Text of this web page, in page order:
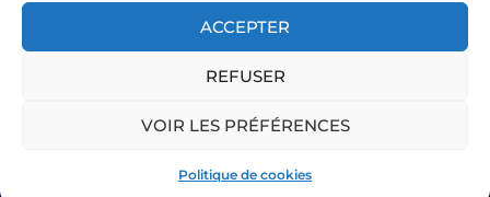
ACCEPTER
REFUSER
VOIR LES PRÉFÉRENCES
Politique de cookies